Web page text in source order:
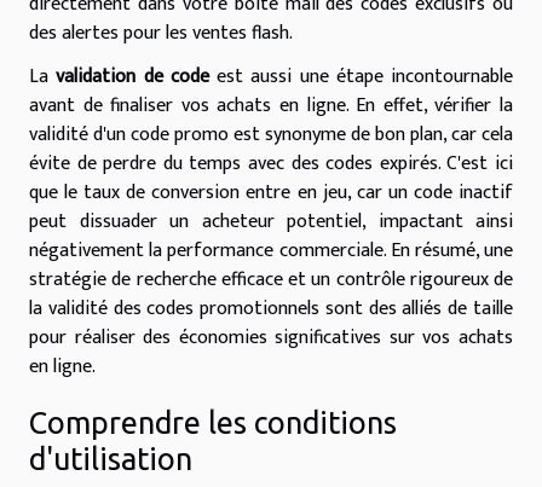
des alertes pour les ventes flash.
Lavalidation de codeest aussi une étape incontournable
avant de finaliser vos achats en ligne. En effet, vérifier la
validité d'un code promo est synonyme de bon plan, car cela
évite de perdre du temps avec des codes expirés. C'est ici
que le taux de conversion entre en jeu, car un code inactif
peut dissuader un acheteur potentiel, impactant ainsi
négativement la performance commerciale. En résumé, une
stratégie de recherche efficace et un contrôle rigoureux de
la validité des codes promotionnels sont des alliés de taille
pour réaliser des économies significatives sur vos achats
en ligne.
Comprendre les conditions
d'utilisation